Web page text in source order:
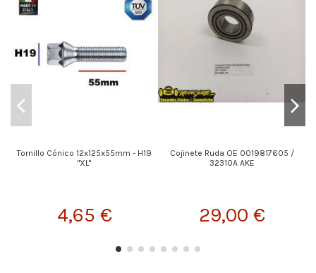
Tornillo Cónico 12x125x55mm - H19
"XL"
4,65 €
Cojinete Ruda OE 0019817605 /
32310A AKE
29,00 €